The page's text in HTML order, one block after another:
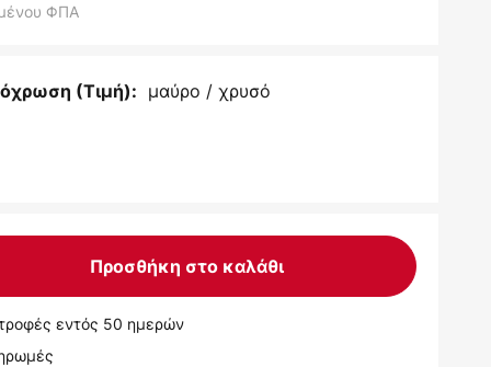
ΦΠΑ
(Τιμή): μαύρο / χρυσό
Προσθήκη στο καλάθι
εντός 50 ημερών